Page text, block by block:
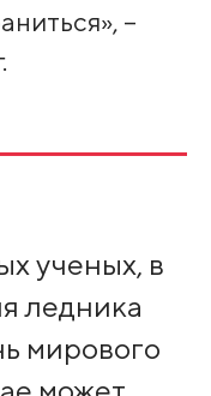
–
ученых, в
ледника
мирового